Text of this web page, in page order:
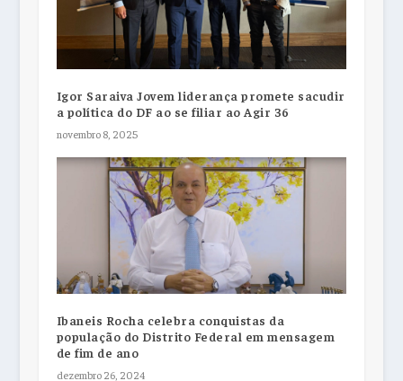
Igor Saraiva Jovem liderança promete sacudir
a política do DF ao se filiar ao Agir 36
novembro 8, 2025
Ibaneis Rocha celebra conquistas da
população do Distrito Federal em mensagem
de fim de ano
dezembro 26, 2024